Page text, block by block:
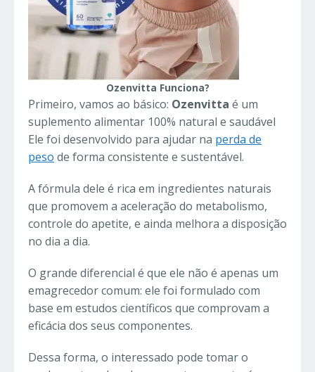
Ozenvitta Funciona?
Primeiro, vamos ao básico: Ozenvitta é um
suplemento alimentar 100% natural e saudável
Ele foi desenvolvido para ajudar na perda de
peso de forma consistente e sustentável.
A fórmula dele é rica em ingredientes naturais
que promovem a aceleração do metabolismo,
controle do apetite, e ainda melhora a disposição
no dia a dia.
O grande diferencial é que ele não é apenas um
emagrecedor comum: ele foi formulado com
base em estudos científicos que comprovam a
eficácia dos seus componentes.
Dessa forma, o interessado pode tomar o